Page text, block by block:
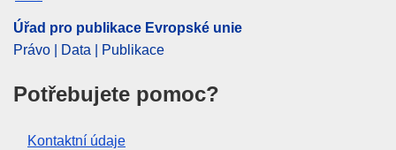
ELI :dec/2017/1290/oj
OJ : JOL_2017_189_R_0007
Úřad pro publikace Evropské unie
Právo | Data | Publikace
Potřebujete pomoc?
Kontaktní údaje